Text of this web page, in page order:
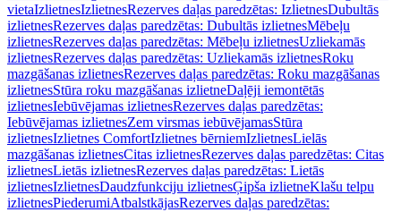
vietaIzlietnesIzlietnesRezerves daļas paredzētas: IzlietnesDubultās
izlietnesRezerves daļas paredzētas: Dubultās izlietnesMēbeļu
izlietnesRezerves daļas paredzētas: Mēbeļu izlietnesUzliekamās
izlietnesRezerves daļas paredzētas: Uzliekamās izlietnesRoku
mazgāšanas izlietnesRezerves daļas paredzētas: Roku mazgāšanas
izlietnesStūra roku mazgāšanas izlietneDaļēji iemontētās
izlietnesIebūvējamas izlietnesRezerves daļas paredzētas:
Iebūvējamas izlietnesZem virsmas iebūvējamasStūra
izlietnesIzlietnes ComfortIzlietnes bērniemIzlietnesLielās
mazgāšanas izlietnesCitas izlietnesRezerves daļas paredzētas: Citas
izlietnesLietās izlietnesRezerves daļas paredzētas: Lietās
izlietnesIzlietnesDaudzfunkciju izlietnesĢipša izlietneKlašu telpu
izlietnesPiederumiAtbalstkājasRezerves daļas paredzētas: